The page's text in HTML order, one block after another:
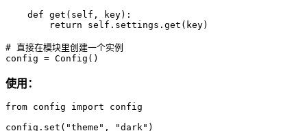
def get ( self, key):
return
self .settings.get(key)
# 直接在模块里创建一个实例
config = Config()
使用：
from config import config
config. set ( "theme" , "dark"